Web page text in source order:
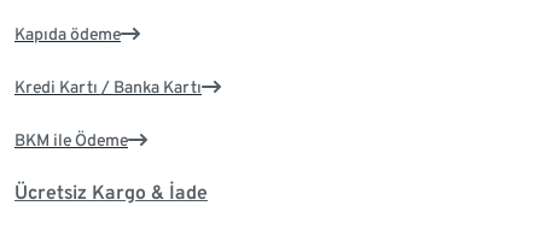
Kapıda ödeme
Kredi Kartı / Banka Kartı
BKM ile Ödeme
Ücretsiz Kargo & İade